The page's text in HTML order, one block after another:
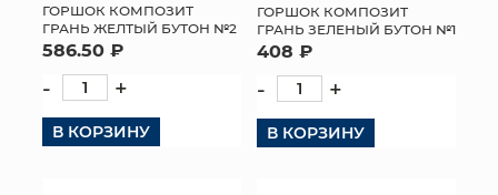
ГОРШОК КОМПОЗИТ
ГРАНЬ ЖЕЛТЫЙ БУТОН №2
586.50 ₽
- +
В КОРЗИНУ
ГОРШОК КОМПОЗИТ
ГРАНЬ ЗЕЛЕНЫЙ БУТОН №1
408 ₽
- +
В КОРЗИНУ